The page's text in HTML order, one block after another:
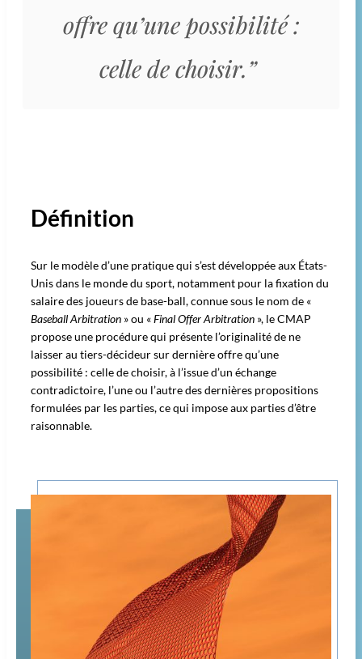
offre qu’une possibilité :
celle de choisir.”
Définition
Sur le modèle d’une pratique qui s’est développée aux États-
Unis dans le monde du sport, notamment pour la fixation du
salaire des joueurs de base-ball, connue sous le nom de «
Baseball Arbitration » ou «Final Offer Arbitration », le CMAP
propose une procédure qui présente l’originalité de ne
laisser au tiers-décideur sur dernière offre qu’une
possibilité : celle de choisir, à l’issue d’un échange
contradictoire, l’une ou l’autre des dernières propositions
formulées par les parties, ce qui impose aux parties d’être
raisonnable.